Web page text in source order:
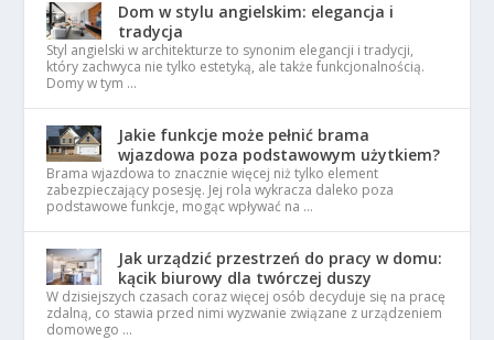
Dom w stylu angielskim: elegancja i
tradycja
Styl angielski w architekturze to synonim elegancji i tradycji,
który zachwyca nie tylko estetyką, ale także funkcjonalnością.
Domy w tym …
Jakie funkcje może pełnić brama
wjazdowa poza podstawowym użytkiem?
Brama wjazdowa to znacznie więcej niż tylko element
zabezpieczający posesję. Jej rola wykracza daleko poza
podstawowe funkcje, mogąc wpływać na …
Jak urządzić przestrzeń do pracy w domu:
kącik biurowy dla twórczej duszy
W dzisiejszych czasach coraz więcej osób decyduje się na pracę
zdalną, co stawia przed nimi wyzwanie związane z urządzeniem
domowego …